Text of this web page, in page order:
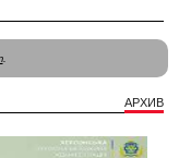
.
АРХИВ